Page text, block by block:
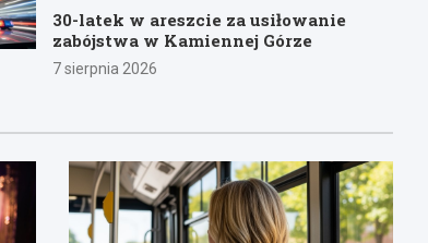
30-latek w areszcie za usiłowanie
zabójstwa w Kamiennej Górze
7 sierpnia 2026